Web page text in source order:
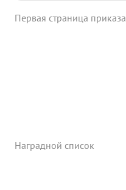
Первая страница приказа
Наградной список